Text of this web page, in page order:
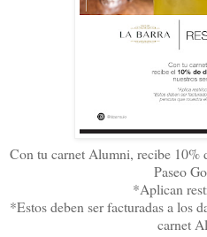
Con tu carnet Alumni, recibe 10%
Paseo
*Aplican
*Estos deben ser facturadas a los
carnet